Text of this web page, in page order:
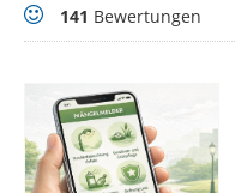
Bewertungen
141 Bewertungen